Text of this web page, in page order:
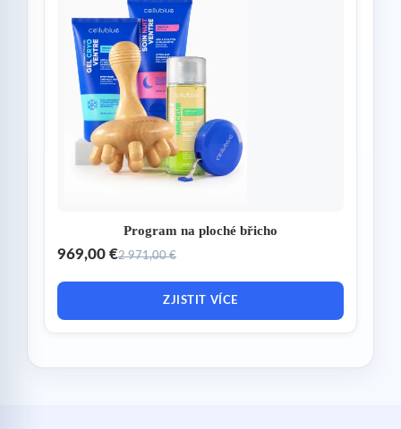
Program na ploché břicho
969,00 €2 971,00 €
ZJISTIT VÍCE